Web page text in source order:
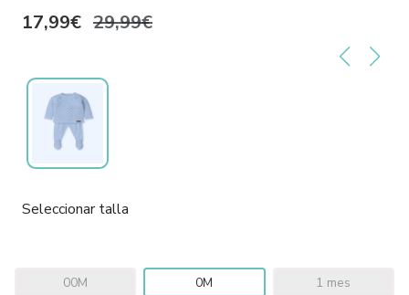
17,99€ 29,99€
Seleccionar talla
00M 0M 1 mes